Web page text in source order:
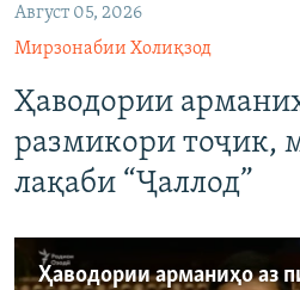
Август 05, 2026
Мирзонабии Холиқзод
Ҳаводории
размикори тоҷик,
лақаби “Ҷаллод”